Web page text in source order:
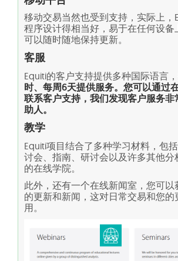
移动交易当然也受到支持，实际上，
程序设计得相当好，易于在任何设备
可以随时随地保持更新。
客服
Equiti的客户支持提供多种国际语言，
时、每周6天提供服务。您可以通过
联系客户支持，我们发现客户服务非
助人。
教学
Equiti项目结合了多种学习材料，包
讨会、指南、研讨会以及许多其他分
的在线学院。
此外，还有一个在线新闻室，您可以
的更新和新闻，这对日常交易和您的
用。